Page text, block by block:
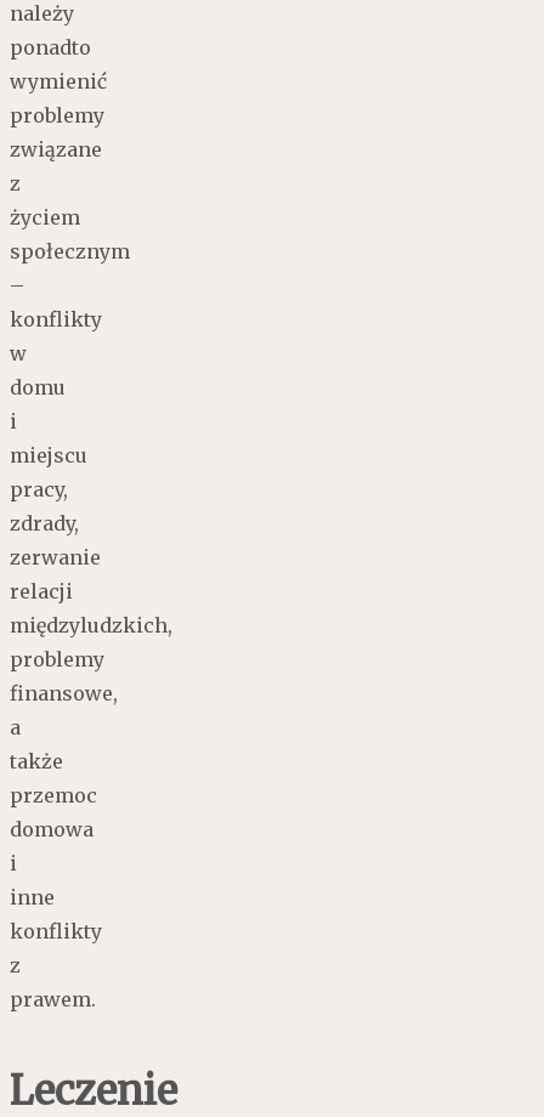
należy
ponadto
wymienić
problemy
związane
z
życiem
społecznym
–
konflikty
w
domu
i
miejscu
pracy,
zdrady,
zerwanie
relacji
międzyludzkich,
problemy
finansowe,
a
także
przemoc
domowa
i
inne
konflikty
z
prawem.
Leczenie